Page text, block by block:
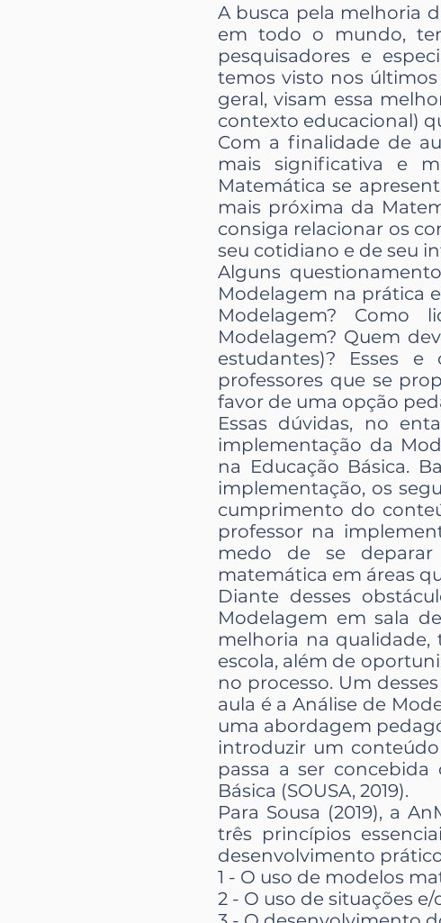
A busca pela melhoria
em todo o mundo,
pesquisadores e
temos visto nos
geral, visam essa
contexto educacional)
Com a finalidade de
mais significativa e
Matemática se
mais próxima da
consiga relacionar os
seu cotidiano e de seu
Alguns
Modelagem na prática
Modelagem? Como
Modelagem? Quem
estudantes)? Esses
professores que se
favor de uma opção
Essas dúvidas, no
implementação da
na Educação Básica.
implementação, os
cumprimento do
professor na
medo de se deparar
matemática em áreas
Diante desses
Modelagem em sala
melhoria na
escola, além de
no processo. Um
aula é a Análise de
uma abordagem
introduzir um conteúdo
passa a ser
Básica (SOUSA, 2019).
Para Sousa (2019), a
três princípios
desenvolvimento prático
1 - O uso de modelos
2 - O uso de situações